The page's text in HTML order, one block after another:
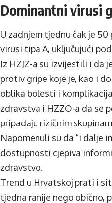
Dominantni virusi
U zadnjem tjednu čak je
virusi tipa A, uključujući
Iz HZJZ-a su izvijestili i da
protiv gripe koje je, kao i
oblika bolesti i
zdravstva i HZZO-a da se
pripadaju rizičnim
Napomenuli su da “i dalje
dostupnosti cjepiva
zdravstvo.
Trend u Hrvatskoj prati i
tjedna ranije nego obično,